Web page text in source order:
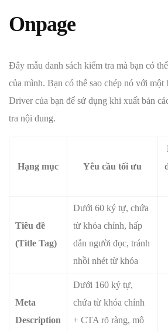
Onpage
Đây mẫu danh sách kiểm tra mà bạn có
của mình. Bạn có thể sao chép nó với một
Driver của bạn để sử dụng khi xuất bản
tra nội dung.
Hạng mục Yêu cầu tối ưu
Tiêu đề
(Title Tag)
Dưới 60 ký tự, chứa
từ khóa chính, hấp
dẫn người đọc, tránh
nhồi nhét từ khóa
Meta
Description
Dưới 160 ký tự,
chứa từ khóa chính
+ CTA rõ ràng, mô